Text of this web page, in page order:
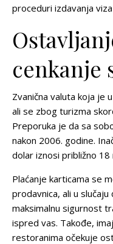
proceduri izdavanja
cenkanje
Zvanična valuta koja je
ali se zbog turizma
Preporuka je da sa
nakon 2006. godine.
dolar iznosi približno 18
Plaćanje karticama se
prodavnica, ali u
maksimalnu sigurnost
ispred vas. Takođe,
restoranima očekuje